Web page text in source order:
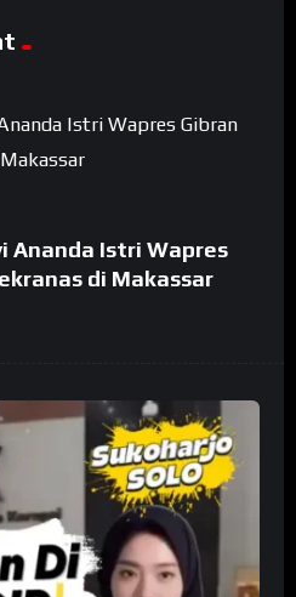
Ananda Istri Wapres
di Makassar